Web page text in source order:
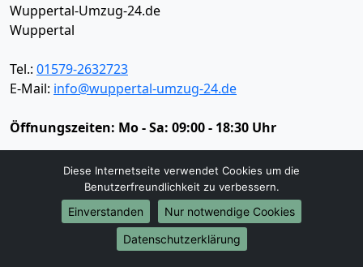
Wuppertal-Umzug-24.de
Wuppertal
Tel.: 01579-2632723
E-Mail: info@wuppertal-umzug-24.de
Öffnungszeiten: Mo - Sa: 09:00 - 18:30 Uhr
Datenschutz
Umzugsservice
Diese Internetseite verwendet Cookies um die
Benutzerfreundlichkeit zu verbessern.
Einverstanden
Nur notwendige Cookies
Datenschutzerklärung